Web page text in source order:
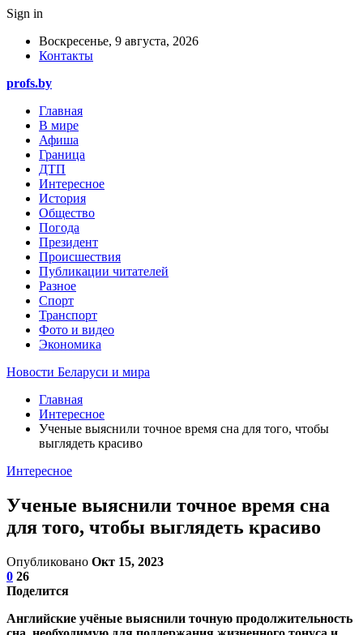
Sign in
Воскресенье, 9 августа, 2026
Контакты
profs.by
Главная
В мире
Афиша
Граница
ДТП
Интересное
История
Общество
Погода
Президент
Происшествия
Публикации читателей
Разное
Спорт
Транспорт
Фото и видео
Экономика
Новости Беларуси и мира
Главная
Интересное
Ученые выяснили точное время сна для того, чтобы
выглядеть красиво
Интересное
Ученые выяснили точное время сна
для того, чтобы выглядеть красиво
Опубликовано Окт 15, 2023
0 26
Поделится
Английские учёные выяснили точную продолжительность